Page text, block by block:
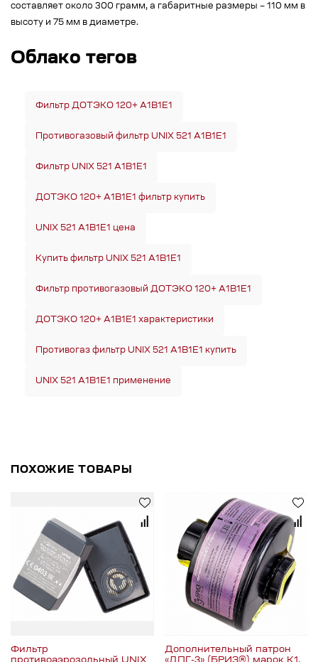
составляет около 300 грамм, а габаритные размеры – 110 мм в
высоту и 75 мм в диаметре.
Облако тегов
Фильтр ДОТЭКО 120+ A1B1E1
Противогазовый фильтр UNIX 521 A1B1E1
Фильтр UNIX 521 A1B1E1
ДОТЭКО 120+ A1B1E1 фильтр купить
UNIX 521 A1B1E1 цена
Купить фильтр UNIX 521 A1B1E1
Фильтр противогазовый ДОТЭКО 120+ A1B1E1
ДОТЭКО 120+ A1B1E1 характеристики
Противогаз фильтр UNIX 521 A1B1E1 купить
UNIX 521 A1B1E1 применение
ПОХОЖИЕ ТОВАРЫ
Фильтр
противоаэрозольный UNIX
Дополнительный патрон
«ДПГ-3» (БРИЗ®) марок К1,